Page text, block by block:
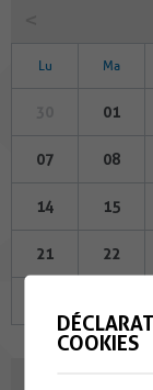
Lu Ma
01
07 08
14 15
21 22
COOKIES